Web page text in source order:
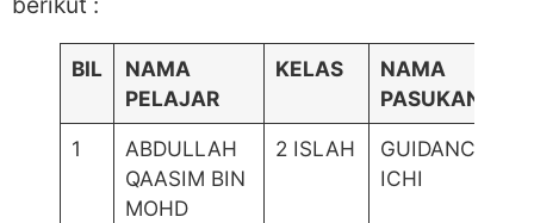
BIL
NAMA
PELAJAR
KELAS
NAMA
PASUKAN
1
ABDULLAH
QAASIM BIN
MOHD
2 ISLAH
GUIDANCE-
ICHI